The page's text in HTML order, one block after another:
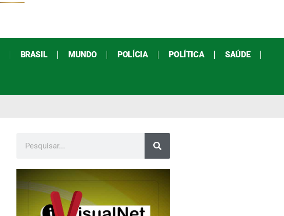
BRASIL MUNDO POLÍCIA POLÍTICA SAÚDE